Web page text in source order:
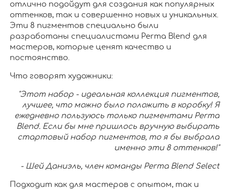
отлично подойдут для создания как популярных
оттенков, так и совершенно новых и уникальных.
Эти 8 пигментов специально были
разработаны специалистами Perma Blend для
мастеров, которые ценят качество и
постоянство.
Что говорят художники:
"Этот набор - идеальная коллекция пигментов,
лучшее, что можно было положить в коробку! Я
ежедневно пользуюсь только пигментами Perma
Blend. Если бы мне пришлось вручную выбирать
стартовый набор пигментов, то я бы выбрала
именно эти 8 оттенков!"
- Шей Даниэль, член команды Perma Blend Select
Подходит как для мастеров с опытом, так и